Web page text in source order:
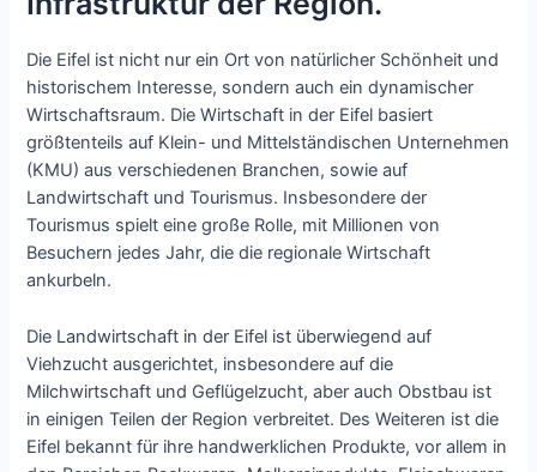
Die Eifel ist nicht nur ein Ort von natürlicher Schönheit und
historischem Interesse, sondern auch ein dynamischer
Wirtschaftsraum. Die Wirtschaft in der Eifel basiert
größtenteils auf Klein- und Mittelständischen Unternehmen
(KMU) aus verschiedenen Branchen, sowie auf
Landwirtschaft und Tourismus. Insbesondere der
Tourismus spielt eine große Rolle, mit Millionen von
Besuchern jedes Jahr, die die regionale Wirtschaft
ankurbeln.
Die Landwirtschaft in der Eifel ist überwiegend auf
Viehzucht ausgerichtet, insbesondere auf die
Milchwirtschaft und Geflügelzucht, aber auch Obstbau ist
in einigen Teilen der Region verbreitet. Des Weiteren ist die
Eifel bekannt für ihre handwerklichen Produkte, vor allem in